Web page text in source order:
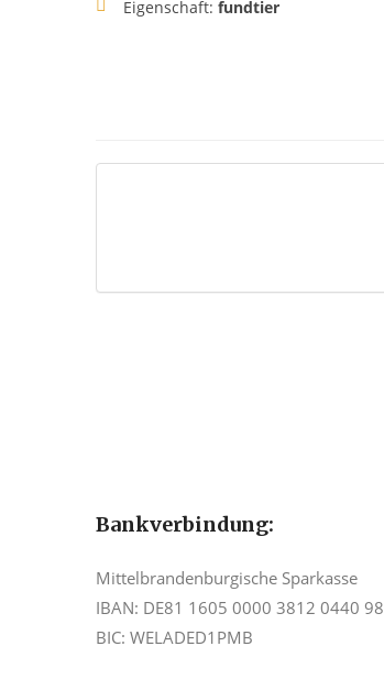
Eigenschaft: fundtier
Bankverbindung:
Mittelbrandenburgische Sparkasse
IBAN: DE81 1605 0000 3812 0440 98
BIC: WELADED1PMB